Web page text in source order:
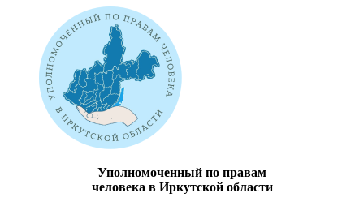
Уполномоченный по правам
человека в Иркутской области